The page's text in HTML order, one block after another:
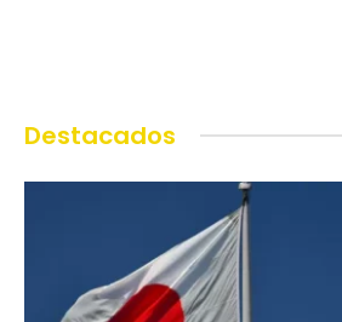
Destacados